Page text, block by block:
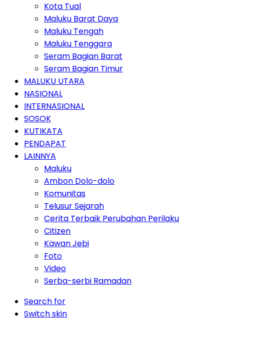
Kota Tual
Maluku Barat Daya
Maluku Tengah
Maluku Tenggara
Seram Bagian Barat
Seram Bagian Timur
MALUKU UTARA
NASIONAL
INTERNASIONAL
SOSOK
KUTIKATA
PENDAPAT
LAINNYA
Maluku
Ambon Dolo-dolo
Komunitas
Telusur Sejarah
Cerita Terbaik Perubahan Perilaku
Citizen
Kawan Jebi
Foto
Video
Serba-serbi Ramadan
Search for
Switch skin